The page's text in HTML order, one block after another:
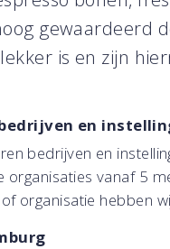
gewaardeerd
is en zijn
en
bedrijven en
organisaties vanaf 5
organisatie hebben